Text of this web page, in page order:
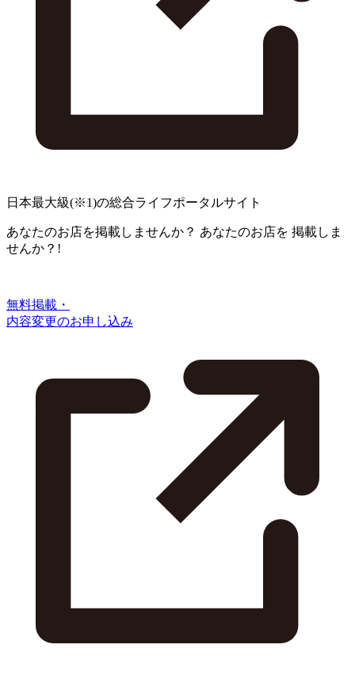
日本最大級(※1)の総合ライフポータルサイト
あなたのお店を掲載しませんか？ あなたのお店を 掲載しま
せんか？!
無料掲載・
内容変更のお申し込み